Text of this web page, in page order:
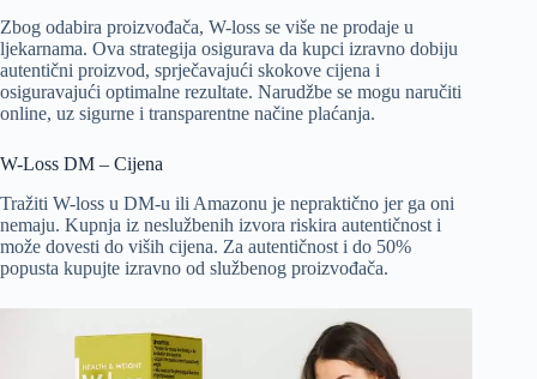
Zbog odabira proizvođača, W-loss se više ne prodaje u
ljekarnama. Ova strategija osigurava da kupci izravno dobiju
autentični proizvod, sprječavajući skokove cijena i
osiguravajući optimalne rezultate. Narudžbe se mogu naručiti
online, uz sigurne i transparentne načine plaćanja.
W-Loss DM – Cijena
Tražiti W-loss u DM-u ili Amazonu je nepraktično jer ga oni
nemaju. Kupnja iz neslužbenih izvora riskira autentičnost i
može dovesti do viših cijena. Za autentičnost i do 50%
popusta kupujte izravno od službenog proizvođača.